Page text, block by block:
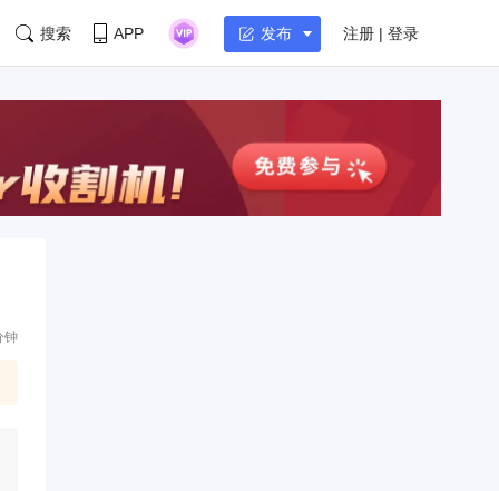
搜索 APP 发布 注册 | 登录
钟